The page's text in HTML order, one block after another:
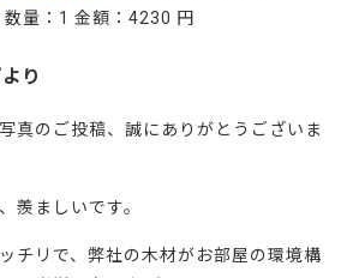
量：1 金額：4230 円
り
真のご投稿、誠にありがとうございま
羨ましいです。
チリで、弊社の木材がお部屋の環境構